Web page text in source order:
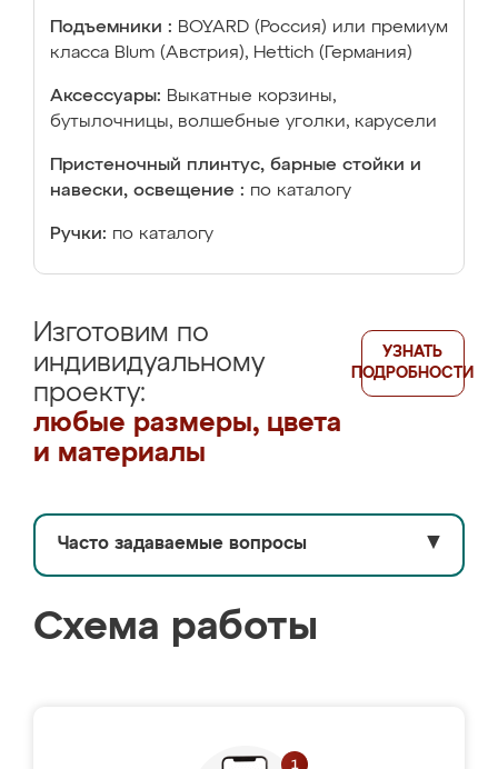
Подъемники : BOYARD (Россия) или премиум
класса Blum (Австрия), Hettich (Германия)
Аксессуары: Выкатные корзины,
бутылочницы, волшебные уголки, карусели
Пристеночный плинтус, барные стойки и
навески, освещение : по каталогу
Ручки: по каталогу
Изготовим по
индивидуальному
проекту:
любые размеры, цвета
и материалы
УЗНАТЬ
ПОДРОБНОСТИ
Часто задаваемые вопросы ▼
Схема работы